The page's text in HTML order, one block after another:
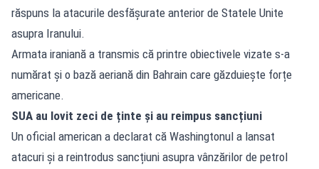
răspuns la atacurile desfășurate anterior de Statele Unite
asupra Iranului.
Armata iraniană a transmis că printre obiectivele vizate s-a
numărat și o bază aeriană din Bahrain care găzduiește forțe
americane.
SUA au lovit zeci de ținte și au reimpus sancțiuni
Un oficial american a declarat că Washingtonul a lansat
atacuri și a reintrodus sancțiuni asupra vânzărilor de petrol